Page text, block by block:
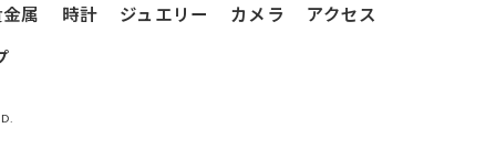
属 時計 ジュエリー カメラ
アクセス